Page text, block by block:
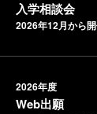
入学相談会
2026年12月から
2026年度
Web出願